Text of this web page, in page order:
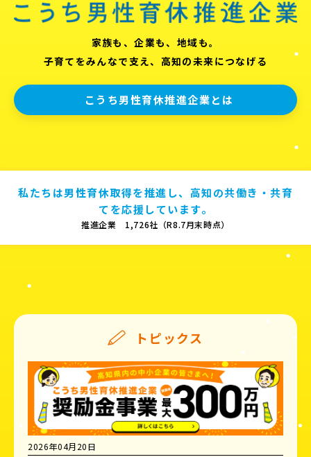
家族も、企業も、地域も。
子育てをみんなで支え、高知の未来につなげる
こうち男性育休推進企業とは
私たちは男性育休取得を推進し、高知の共働き・共育
てを応援しています。
推進企業 1,726社（R8.7月末時点）
トピックス
2026年04月20日